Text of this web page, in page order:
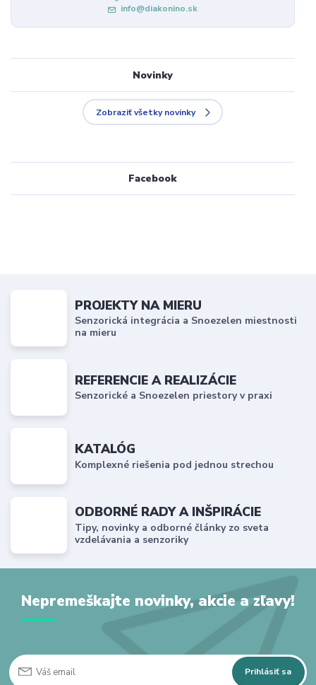
info@diakonino.sk
Novinky
Zobraziť všetky novinky
Facebook
PROJEKTY NA MIERU
Senzorická integrácia a Snoezelen miestnosti
na mieru
REFERENCIE A REALIZÁCIE
Senzorické a Snoezelen priestory v praxi
KATALÓG
Komplexné riešenia pod jednou strechou
ODBORNÉ RADY A INŠPIRÁCIE
Tipy, novinky a odborné články zo sveta
vzdelávania a senzoriky
Nepremeškajte novinky, akcie a zľavy!
Prihlásiť sa